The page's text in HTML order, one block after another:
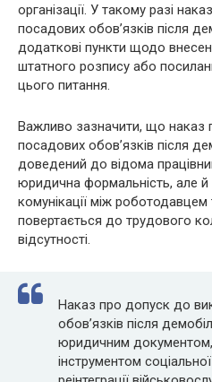
організації. У такому разі
посадових обов’язків після
додаткові пункти щодо
штатного розпису або
цього питання.
Важливо зазначити, що наказ
посадових обов’язків після
доведений до відома
юридична формальність, але
комунікації між
повертається до трудового
відсутності.
Наказ про допуск до
обов’язків після
юридичним
інструментом